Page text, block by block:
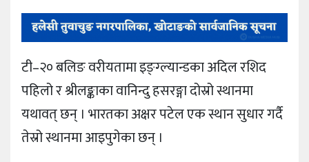
टी–२० बलिङ वरीयतामा इङ्ग्ल्यान्डका अदिल रशिद
पहिलो र श्रीलङ्काका वानिन्दु हसरङ्गा दोस्रो स्थानमा
यथावत् छन् । भारतका अक्षर पटेल एक स्थान सुधार गर्दै
तेस्रो स्थानमा आइपुगेका छन् ।